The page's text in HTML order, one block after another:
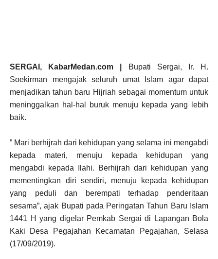
SERGAI, KabarMedan.com |
Bupati Sergai, Ir. H.
Soekirman mengajak seluruh umat Islam agar dapat
menjadikan tahun baru Hijriah sebagai momentum untuk
meninggalkan hal-hal buruk menuju kepada yang lebih
baik.
” Mari berhijrah dari kehidupan yang selama ini mengabdi
kepada materi, menuju kepada kehidupan yang
mengabdi kepada Ilahi. Berhijrah dari kehidupan yang
mementingkan diri sendiri, menuju kepada kehidupan
yang peduli dan berempati terhadap penderitaan
sesama”, ajak Bupati pada Peringatan Tahun Baru Islam
1441 H yang digelar Pemkab Sergai di Lapangan Bola
Kaki Desa Pegajahan Kecamatan Pegajahan, Selasa
(17/09/2019).